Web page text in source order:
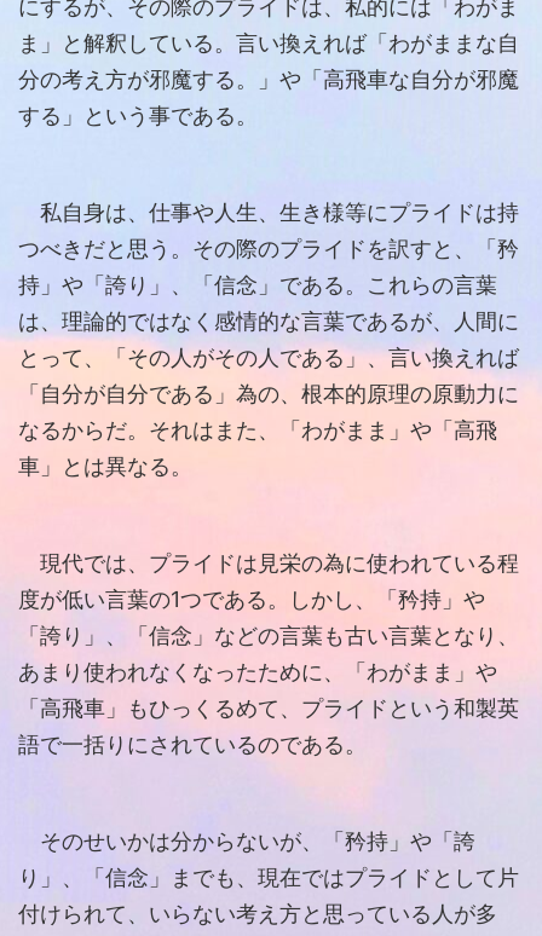
にするが、その際のプライドは、私的には「わがま
ま」と解釈している。言い換えれば「わがままな自
分の考え方が邪魔する。」や「高飛車な自分が邪魔
する」という事である。
私自身は、仕事や人生、生き様等にプライドは持
つべきだと思う。その際のプライドを訳すと、「矜
持」や「誇り」、「信念」である。これらの言葉
は、理論的ではなく感情的な言葉であるが、人間に
とって、「その人がその人である」、言い換えれば
「自分が自分である」為の、根本的原理の原動力に
なるからだ。それはまた、「わがまま」や「高飛
車」とは異なる。
現代では、プライドは見栄の為に使われている程
度が低い言葉の1つである。しかし、「矜持」や
「誇り」、「信念」などの言葉も古い言葉となり、
あまり使われなくなったために、「わがまま」や
「高飛車」もひっくるめて、プライドという和製英
語で一括りにされているのである。
そのせいかは分からないが、「矜持」や「誇
り」、「信念」までも、現在ではプライドとして片
付けられて、いらない考え方と思っている人が多